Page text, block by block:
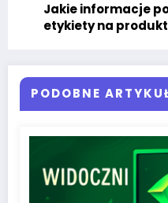
Jakie informacje
etykiety na
PODOBNE